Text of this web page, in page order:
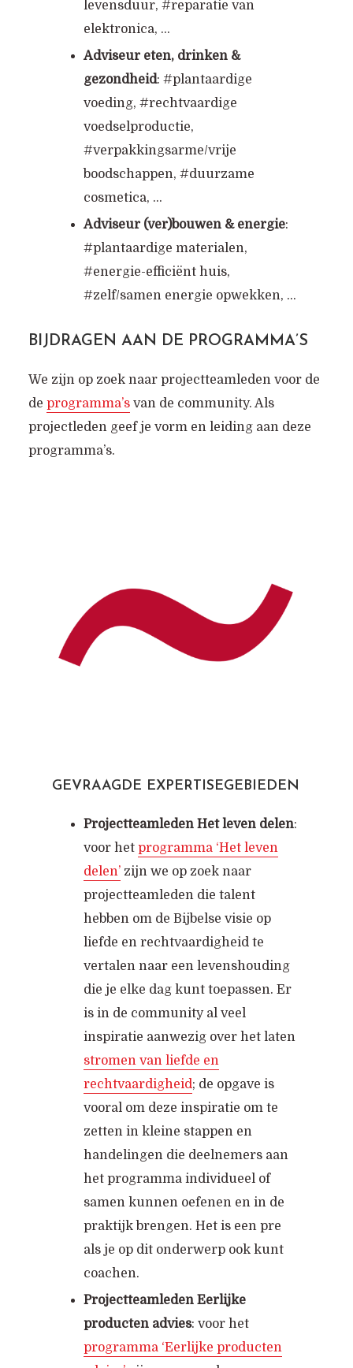
levensduur, #reparatie van
elektronica, …
Adviseur eten, drinken &
gezondheid: #plantaardige
voeding, #rechtvaardige
voedselproductie,
#verpakkingsarme/vrije
boodschappen, #duurzame
cosmetica, …
Adviseur (ver)bouwen & energie:
#plantaardige materialen,
#energie-efficiënt huis,
#zelf/samen energie opwekken, …
BIJDRAGEN AAN DE PROGRAMMA’S
We zijn op zoek naar projectteamleden voor de
de programma’svan de community. Als
projectleden geef je vorm en leiding aan deze
programma’s.
GEVRAAGDE EXPERTISEGEBIEDEN
Projectteamleden Het leven delen:
voor het programma ‘Het leven
delen’zijn we op zoek naar
projectteamleden die talent
hebben om de Bijbelse visie op
liefde en rechtvaardigheid te
vertalen naar een levenshouding
die je elke dag kunt toepassen. Er
is in de community al veel
inspiratie aanwezig over het laten
stromen van liefde en
rechtvaardigheid; de opgave is
vooral om deze inspiratie om te
zetten in kleine stappen en
handelingen die deelnemers aan
het programma individueel of
samen kunnen oefenen en in de
praktijk brengen. Het is een pre
als je op dit onderwerp ook kunt
coachen.
Projectteamleden Eerlijke
producten advies: voor het
programma ‘Eerlijke producten